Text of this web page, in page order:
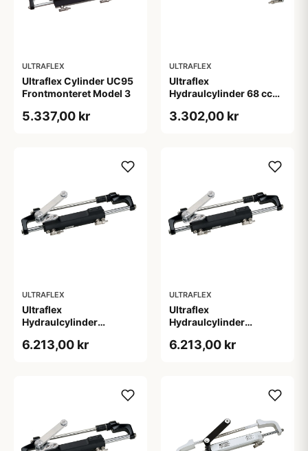
ULTRAFLEX
Ultraflex Cylinder UC95
Frontmonteret Model 3
5.337,00 kr
ULTRAFLEX
Ultraflex
Hydraulcylinder 68 cc
3.302,00 kr
ULTRAFLEX
Ultraflex
Hydraulcylinder
6.213,00 kr
ULTRAFLEX
Ultraflex
Hydraulcylinder
6.213,00 kr